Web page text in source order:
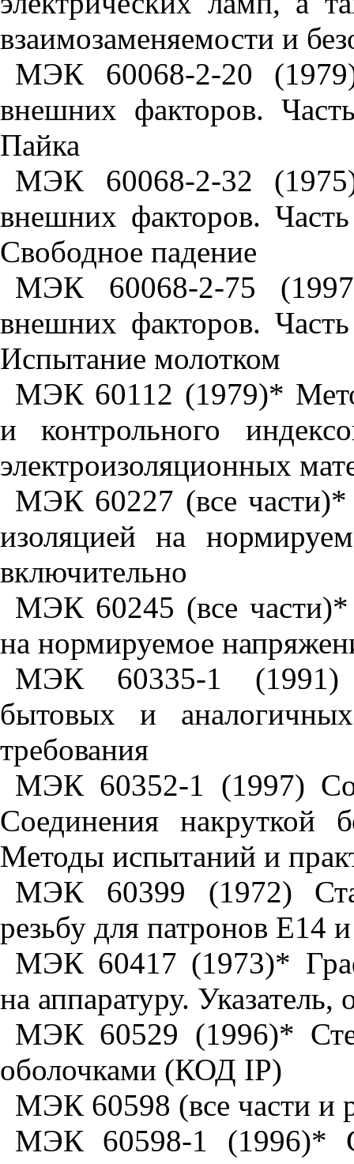
взаимозаменяемости и
МЭК 60068-2-20
внешних факторов.
Пайка
МЭК 60068-2-32
внешних факторов.
Свободное падение
МЭК 60068-2-75
внешних факторов.
Испытание молотком
МЭК 60112 (1979)*
и контрольного
электроизоляционных
МЭК 60227 (все части)*
изоляцией на
включительно
МЭК 60245 (все части)*
на нормируемое
МЭК 60335-1 (1991)
бытовых и
требования
МЭК 60352-1 (1997)
Соединения накруткой
Методы испытаний и
МЭК 60399 (1972)
резьбу для патронов Е14
МЭК 60417 (1973)*
на аппаратуру.
МЭК 60529 (1996)*
оболочками (КОД IP)
МЭК 60598 (все части и
МЭК 60598-1 (1996)*